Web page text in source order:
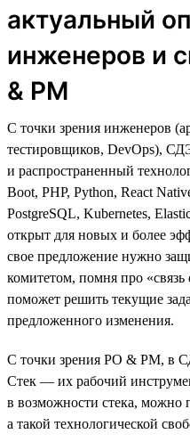
актуальный
инженеров и
& PM
С точки зрения инженеров
тестировщиков, DevOps),
и распространенный
Boot, PHP, Python, React
PostgreSQL, Kubernetes,
открыт для новых и более
свое предложение нужно
комитетом, помня про
поможет решить текущие
предложенного изменения.
С точки зрения PO & PM, в
Стек — их рабочий
в возможности стека, можно
а такой технологической